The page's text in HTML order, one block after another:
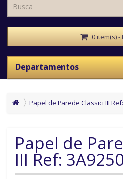
0 item(s) -
Departamentos
Papel de Parede Classici III
Papel de
III Ref: